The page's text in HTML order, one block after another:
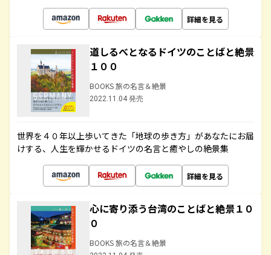
詳細を見る
道しるべとなるドイツのことばと絶景
１００
BOOKS 旅の名言＆絶景
2022.11.04 発売
世界を４０年以上歩いてきた「地球の歩き方」があなたにお届
けする、人生を輝かせるドイツの名言と癒やしの絶景集
詳細を見る
心に寄り添う台湾のことばと絶景１０
０
BOOKS 旅の名言＆絶景